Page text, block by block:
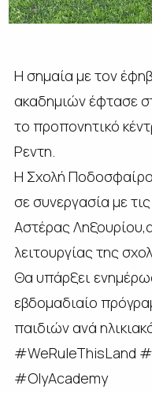
Η σημαία με τον
ακαδημιών έφτασε
το προπονητικό
Ρεντη.
Η Σχολή
σε συνεργασία με
Αστέρας
λειτουργίας της
Θα υπάρξει
εβδομαδιαίο
παιδιών ανά
#WeRuleThisLand
#OlyAcademy